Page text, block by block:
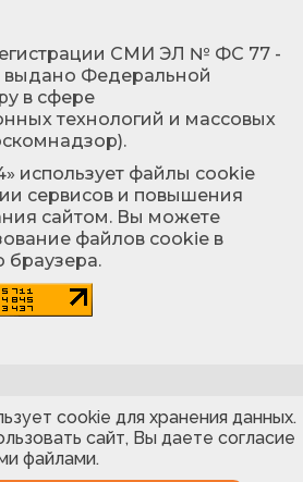
СМИ ЭЛ № ФС 77 -
выдано Федеральной
в сфере
технологий и массовых
использует файлы cookie
сервисов и повышения
сайтом. Вы можете
файлов cookie в
браузера.
cookie для хранения данных.
сайт, Вы даете согласие
файлами.